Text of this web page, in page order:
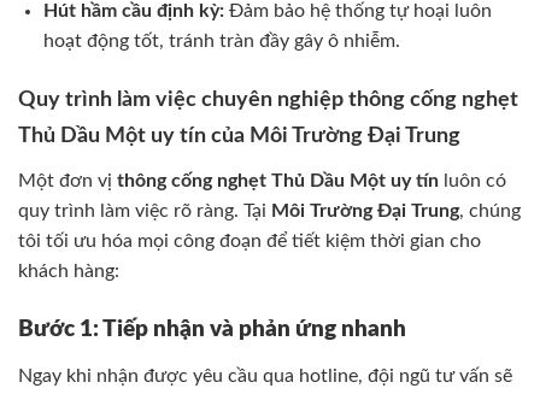
Hút hầm cầu định kỳ:Đảm bảo hệ thống tự hoại luôn
hoạt động tốt, tránh tràn đầy gây ô nhiễm.
Quy trình làm việc chuyên nghiệp thông cống nghẹt
Thủ Dầu Một uy tín của Môi Trường Đại Trung
Một đơn vị thông cống nghẹt Thủ Dầu Một uy tín luôn có
quy trình làm việc rõ ràng. Tại Môi Trường Đại Trung, chúng
tôi tối ưu hóa mọi công đoạn để tiết kiệm thời gian cho
khách hàng:
Bước 1: Tiếp nhận và phản ứng nhanh
Ngay khi nhận được yêu cầu qua hotline, đội ngũ tư vấn sẽ